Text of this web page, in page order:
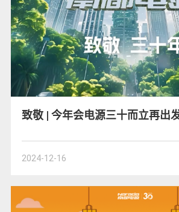
致敬 | 今年会电源三十而立再出
2024-12-16